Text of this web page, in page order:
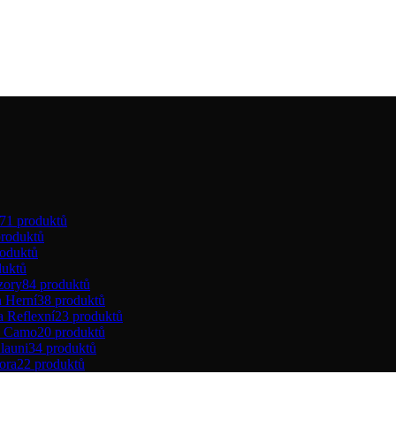
produktů
84 produktů
Herní38 produktů
Reflexní23 produktů
Camo20 produktů
34 produktů
22 produktů